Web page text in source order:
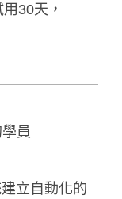
30天，
員
立自動化的